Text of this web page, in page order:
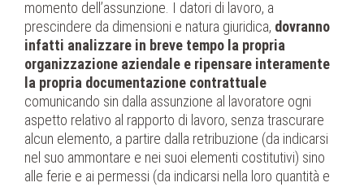
momento dell’assunzione. I datori di lavoro, a
prescindere da dimensioni e natura giuridica, dovranno
infatti analizzare in breve tempo la propria
organizzazione aziendale e ripensare interamente
la propria documentazione contrattuale
comunicando sin dalla assunzione al lavoratore ogni
aspetto relativo al rapporto di lavoro, senza trascurare
alcun elemento, a partire dalla retribuzione (da indicarsi
nel suo ammontare e nei suoi elementi costitutivi) sino
alle ferie e ai permessi (da indicarsi nella loro quantità e